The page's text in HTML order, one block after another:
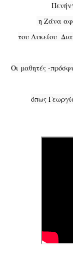
η Ζάνα
του Λυκείου
Οι μαθητές -
όπως